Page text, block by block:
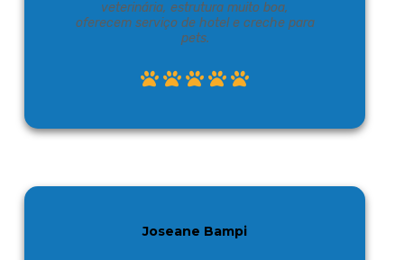
veterinária, estrutura muito boa,
oferecem serviço de hotel e creche para
pets.
Joseane Bampi